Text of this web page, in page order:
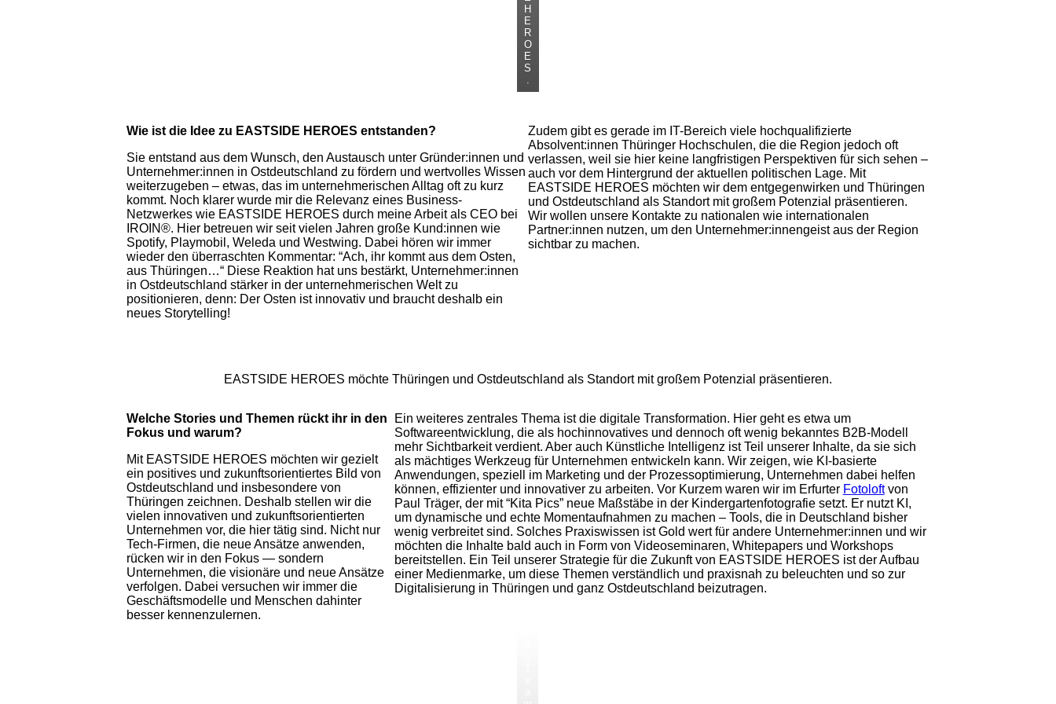
H
E
R
O
E
S
Wie ist die Idee zu EASTSIDE HEROES entstanden?
Sie entstand aus dem Wunsch, den Austausch unter Gründer:innen und
Unternehmer:innen in Ostdeutschland zu fördern und wertvolles Wissen
weiterzugeben – etwas, das im unternehmerischen Alltag oft zu kurz
kommt. Noch klarer wurde mir die Relevanz eines Business-
Netzwerkes wie EASTSIDE HEROES durch meine Arbeit als CEO bei
IROIN®. Hier betreuen wir seit vielen Jahren große Kund:innen wie
Spotify, Playmobil, Weleda und Westwing. Dabei hören wir immer
wieder den überraschten Kommentar: “Ach, ihr kommt aus dem Osten,
aus Thüringen…“ Diese Reaktion hat uns bestärkt, Unternehmer:innen
in Ostdeutschland stärker in der unternehmerischen Welt zu
positionieren, denn: Der Osten ist innovativ und braucht deshalb ein
neues Storytelling!
Zudem gibt es gerade im IT-Bereich viele hochqualifizierte
Absolvent:innen Thüringer Hochschulen, die die Region jedoch oft
verlassen, weil sie hier keine langfristigen Perspektiven für sich sehen –
auch vor dem Hintergrund der aktuellen politischen Lage. Mit
EASTSIDE HEROES möchten wir dem entgegenwirken und Thüringen
und Ostdeutschland als Standort mit großem Potenzial präsentieren.
Wir wollen unsere Kontakte zu nationalen wie internationalen
Partner:innen nutzen, um den Unternehmer:innengeist aus der Region
sichtbar zu machen.
EASTSIDE HEROES möchte Thüringen und Ostdeutschland als Standort mit großem Potenzial präsentieren.
Welche Stories und Themen rückt ihr in den
Fokus und warum?
Mit EASTSIDE HEROES möchten wir gezielt
ein positives und zukunftsorientiertes Bild von
Ostdeutschland und insbesondere von
Thüringen zeichnen. Deshalb stellen wir die
vielen innovativen und zukunftsorientierten
Unternehmen vor, die hier tätig sind. Nicht nur
Tech-Firmen, die neue Ansätze anwenden,
rücken wir in den Fokus — sondern
Unternehmen, die visionäre und neue Ansätze
verfolgen. Dabei versuchen wir immer die
Geschäftsmodelle und Menschen dahinter
besser kennenzulernen.
Ein weiteres zentrales Thema ist die digitale Transformation. Hier geht es etwa um
Softwareentwicklung, die als hochinnovatives und dennoch oft wenig bekanntes B2B-Modell
mehr Sichtbarkeit verdient. Aber auch Künstliche Intelligenz ist Teil unserer Inhalte, da sie sich
als mächtiges Werkzeug für Unternehmen entwickeln kann. Wir zeigen, wie KI-basierte
Anwendungen, speziell im Marketing und der Prozessoptimierung, Unternehmen dabei helfen
können, effizienter und innovativer zu arbeiten. Vor Kurzem waren wir im Erfurter Fotoloftvon
Paul Träger, der mit “Kita Pics” neue Maßstäbe in der Kindergartenfotografie setzt. Er nutzt KI,
um dynamische und echte Momentaufnahmen zu machen – Tools, die in Deutschland bisher
wenig verbreitet sind. Solches Praxiswissen ist Gold wert für andere Unternehmer:innen und wir
möchten die Inhalte bald auch in Form von Videoseminaren, Whitepapers und Workshops
bereitstellen. Ein Teil unserer Strategie für die Zukunft von EASTSIDE HEROES ist der Aufbau
einer Medienmarke, um diese Themen verständlich und praxisnah zu beleuchten und so zur
Digitalisierung in Thüringen und ganz Ostdeutschland beizutragen.